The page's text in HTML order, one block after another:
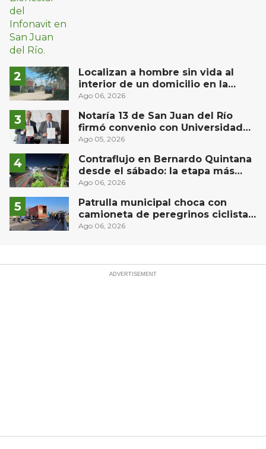
Localizan a hombre sin vida al
interior de un domicilio en la
comunidad El Rodeo, San Juan del
Ago 06, 2026
Notaría 13 de San Juan del Río
firmó convenio con Universidad
Privada del Bajío para recibir
Ago 05, 2026
Contraflujo en Bernardo Quintana
desde el sábado: la etapa más
compleja del operativo vial
Ago 06, 2026
Patrulla municipal choca con
camioneta de peregrinos ciclistas
en la autopista México-Querétaro
Ago 06, 2026